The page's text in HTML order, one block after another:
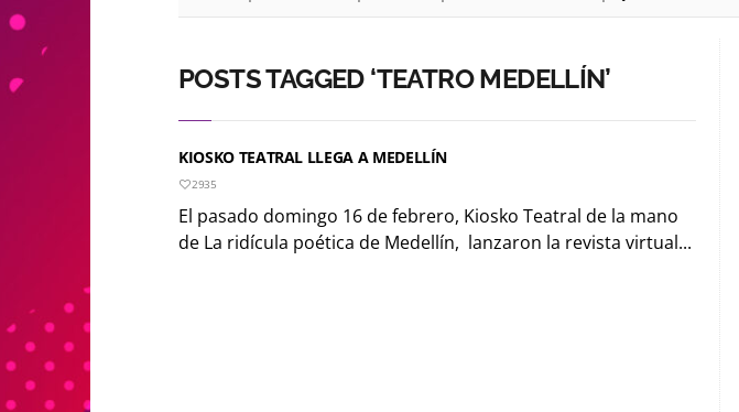
POSTS TAGGED ‘TEATRO MEDELLÍN’
KIOSKO TEATRAL LLEGA A MEDELLÍN
2935
El pasado domingo 16 de febrero, Kiosko Teatral de la mano
de La ridícula poética de Medellín, lanzaron la revista virtual...